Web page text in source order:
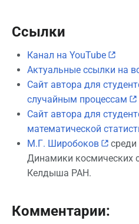
Ссылки
Канал на YouTube
Актуальные ссылки на
Сайт автора для
случайным процессам
Сайт автора для
математической
М.Г. Широбоков
среди
Динамики
Келдыша РАН.
Комментарии: